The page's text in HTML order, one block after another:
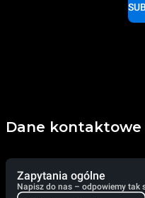
Dane kontaktowe
Zapytania ogólne
Napisz do nas – odpowiemy tak